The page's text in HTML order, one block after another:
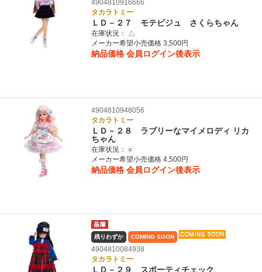
4904810916666
タカラトミー
ＬＤ－２７ モテビジュ さくらちゃん
在庫状況：
△
メーカー希望小売価格 3,500円
納品価格 会員ログイン後表示
4904810948056
タカラトミー
ＬＤ－２８ ラブリーなマイメロディ リカ
ちゃん
在庫状況：
○
メーカー希望小売価格 4,500円
納品価格 会員ログイン後表示
残りわずか COMING SOON
4904810084938
タカラトミー
ＬＤ－２９ スポーティチェック